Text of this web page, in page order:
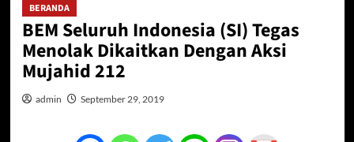
BERANDA
BEM Seluruh Indonesia (SI) Tegas
Menolak Dikaitkan Dengan Aksi
Mujahid 212
admin September 29, 2019